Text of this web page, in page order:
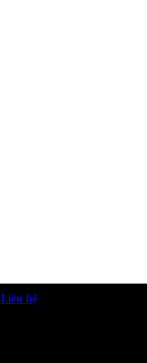
Liên hệ